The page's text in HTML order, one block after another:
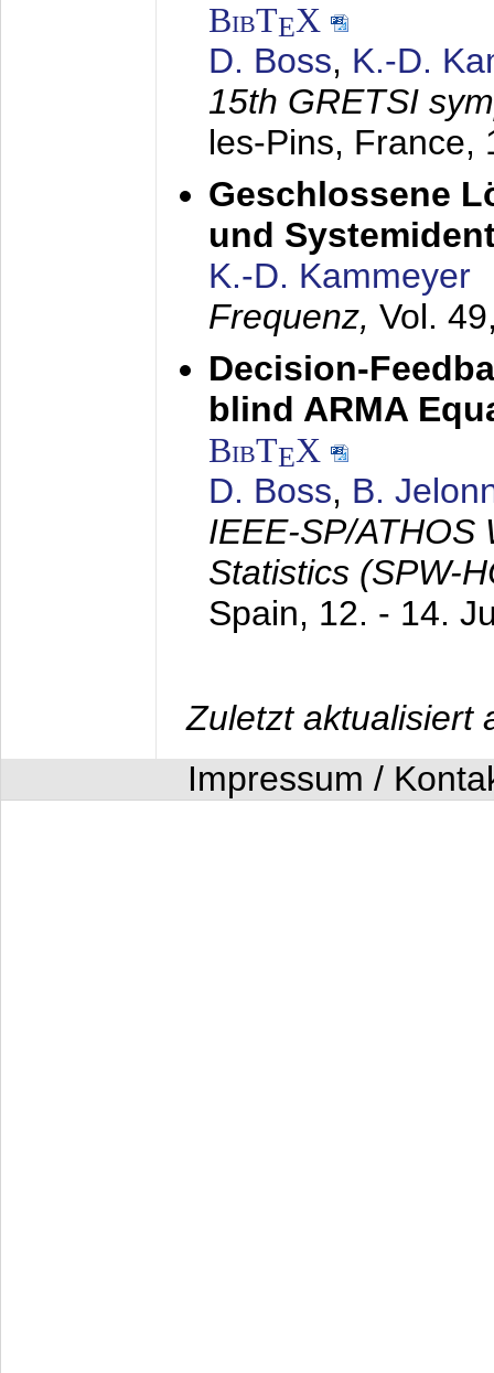
BibTEX
D. Boss, K.-D.
15th GRETSI
les-Pins, France,
Geschlossene
und
K.-D. Kammeyer
Frequenz, Vol.
Decision-
blind ARMA
BibTEX
D. Boss, B.
IEEE-SP/ATHOS
Statistics (SPW-
Spain, 12. - 14.
Zuletzt aktualisiert
Impressum /